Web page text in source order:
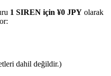
metaller ve emtia türevleri
1 SIREN için ¥0 JPY olarak
dahil değildir.)